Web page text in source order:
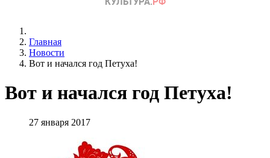
Главная
Новости
Вот и начался год Петуха!
Вот и начался год Петуха!
27 января 2017